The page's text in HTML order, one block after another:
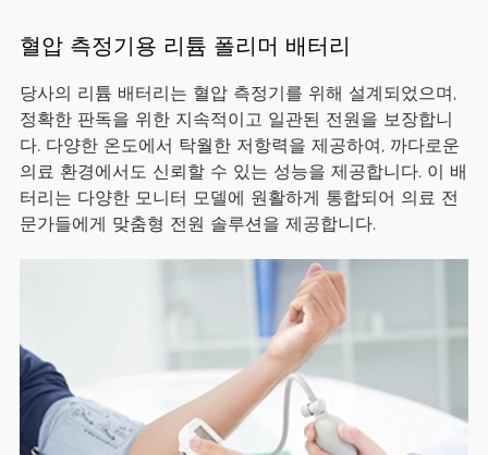
혈압 측정기용 리튬 폴리머 배터리
당사의 리튬 배터리는 혈압 측정기를 위해 설계되었으며,
정확한 판독을 위한 지속적이고 일관된 전원을 보장합니
다. 다양한 온도에서 탁월한 저항력을 제공하여, 까다로운
의료 환경에서도 신뢰할 수 있는 성능을 제공합니다. 이 배
터리는 다양한 모니터 모델에 원활하게 통합되어 의료 전
문가들에게 맞춤형 전원 솔루션을 제공합니다.